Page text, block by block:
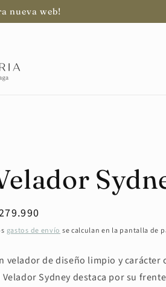
nueva web!
gastos de envío se calculan en la pantalla de
velador de diseño limpio y carácter
Velador Sydney destaca por su